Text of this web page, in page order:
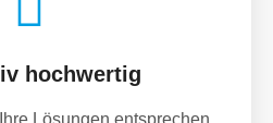
hochwertig
Lösungen entsprechen